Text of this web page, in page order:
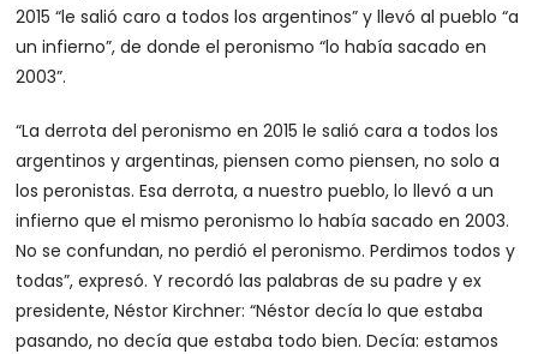
2015 “le salió caro a todos los argentinos” y llevó al pueblo “a
un infierno”, de donde el peronismo “lo había sacado en
2003”.
“La derrota del peronismo en 2015 le salió cara a todos los
argentinos y argentinas, piensen como piensen, no solo a
los peronistas. Esa derrota, a nuestro pueblo, lo llevó a un
infierno que el mismo peronismo lo había sacado en 2003.
No se confundan, no perdió el peronismo. Perdimos todos y
todas”, expresó. Y recordó las palabras de su padre y ex
presidente, Néstor Kirchner: “Néstor decía lo que estaba
pasando, no decía que estaba todo bien. Decía: estamos